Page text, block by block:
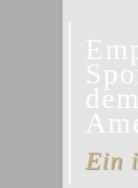
Ein